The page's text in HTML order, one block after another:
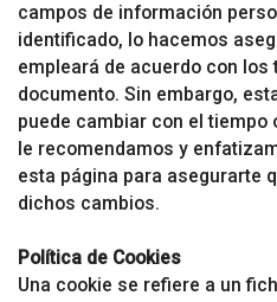
campos de información
identificado, lo hacemos
empleará de acuerdo con los
documento. Sin embargo,
puede cambiar con el tiempo
le recomendamos y
esta página para asegurarte
dichos cambios.
Política de Cookies
Una cookie se refiere a un